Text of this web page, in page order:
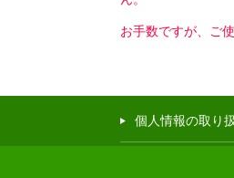
お手数ですが、ご
個人情報の取り